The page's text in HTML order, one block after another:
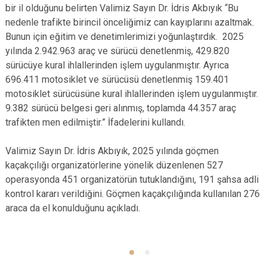
bir il olduğunu belirten Valimiz Sayın Dr. İdris Akbıyık “Bu
nedenle trafikte birincil önceliğimiz can kayıplarını azaltmak.
Bunun için eğitim ve denetimlerimizi yoğunlaştırdık. 2025
yılında 2.942.963 araç ve sürücü denetlenmiş, 429.820
sürücüye kural ihlallerinden işlem uygulanmıştır. Ayrıca
696.411 motosiklet ve sürücüsü denetlenmiş 159.401
motosiklet sürücüsüne kural ihlallerinden işlem uygulanmıştır.
9.382 sürücü belgesi geri alınmış, toplamda 44.357 araç
trafikten men edilmiştir.” İfadelerini kullandı.
Valimiz Sayın Dr. İdris Akbıyık, 2025 yılında göçmen
kaçakçılığı organizatörlerine yönelik düzenlenen 527
operasyonda 451 organizatörün tutuklandığını, 191 şahsa adli
kontrol kararı verildiğini. Göçmen kaçakçılığında kullanılan 276
araca da el konulduğunu açıkladı.